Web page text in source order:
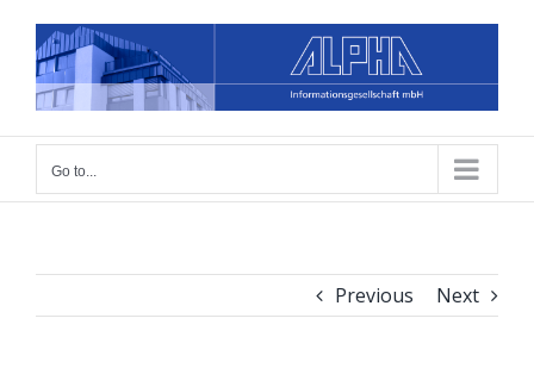
content
Go to...
Previous Next